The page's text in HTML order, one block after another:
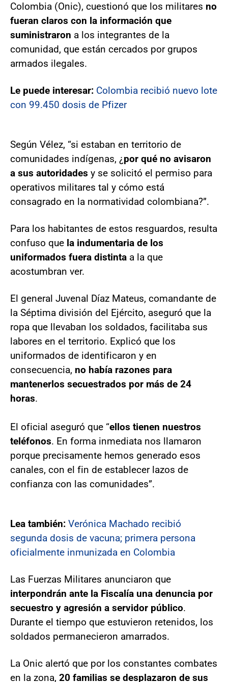
Colombia (Onic), cuestionó que los militares no
fueran claros con la información que
suministraron a los integrantes de la
comunidad, que están cercados por grupos
armados ilegales.
Le puede interesar: Colombia recibió nuevo lote
con 99.450 dosis de Pfizer
Según Vélez, “si estaban en territorio de
comunidades indígenas, ¿por qué no avisaron
a sus autoridades y se solicitó el permiso para
operativos militares tal y cómo está
consagrado en la normatividad colombiana?”.
Para los habitantes de estos resguardos, resulta
confuso que la indumentaria de los
uniformados fuera distinta a la que
acostumbran ver.
El general Juvenal Díaz Mateus, comandante de
la Séptima división del Ejército, aseguró que la
ropa que llevaban los soldados, facilitaba sus
labores en el territorio. Explicó que los
uniformados de identificaron y en
consecuencia, no había razones para
mantenerlos secuestrados por más de 24
horas.
El oficial aseguró que “ellos tienen nuestros
teléfonos. En forma inmediata nos llamaron
porque precisamente hemos generado esos
canales, con el fin de establecer lazos de
confianza con las comunidades”.
Lea también: Verónica Machado recibió
segunda dosis de vacuna; primera persona
oficialmente inmunizada en Colombia
Las Fuerzas Militares anunciaron que
interpondrán ante la Fiscalía una denuncia por
secuestro y agresión a servidor público.
Durante el tiempo que estuvieron retenidos, los
soldados permanecieron amarrados.
La Onic alertó que por los constantes combates
en la zona, 20 familias se desplazaron de sus